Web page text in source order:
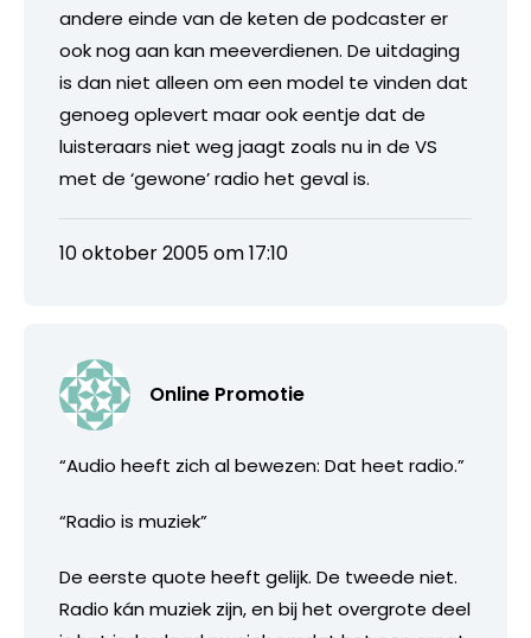
andere einde van de keten de podcaster er
ook nog aan kan meeverdienen. De uitdaging
is dan niet alleen om een model te vinden dat
genoeg oplevert maar ook eentje dat de
luisteraars niet weg jaagt zoals nu in de VS
met de ‘gewone’ radio het geval is.
10 oktober 2005 om 17:10
Online Promotie
“Audio heeft zich al bewezen: Dat heet radio.”
“Radio is muziek”
De eerste quote heeft gelijk. De tweede niet.
Radio kán muziek zijn, en bij het overgrote deel